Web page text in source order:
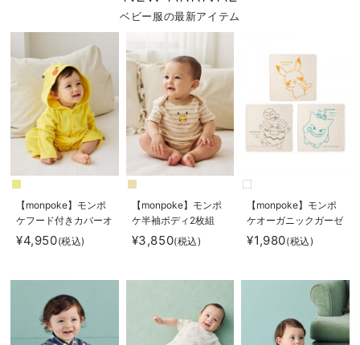
ベビー服の最新アイテム
【monpoke】モンポ
ケフード付きカバーオ
ール
¥4,950(税込)
【monpoke】モンポ
ケ半袖ボディ2枚組
¥3,850(税込)
【monpoke】モンポ
ケオーガニックガーゼ
ハンカチ3枚組
¥1,980(税込)